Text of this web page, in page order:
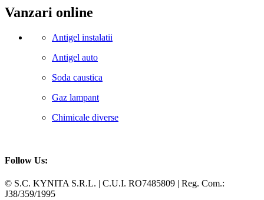
Vanzari online
Antigel instalatii
Antigel auto
Soda caustica
Gaz lampant
Chimicale diverse
Follow Us:
Facebook
Whatsapp
© S.C. KYNITA S.R.L. | C.U.I. RO7485809 | Reg. Com.:
J38/359/1995